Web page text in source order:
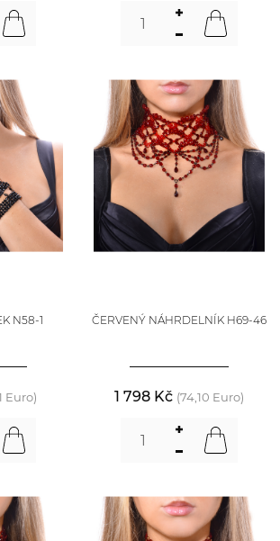
N58-1
Euro)
ČERVENÝ NÁHRDELNÍK H69-46
1 798 Kč (74,10 Euro)